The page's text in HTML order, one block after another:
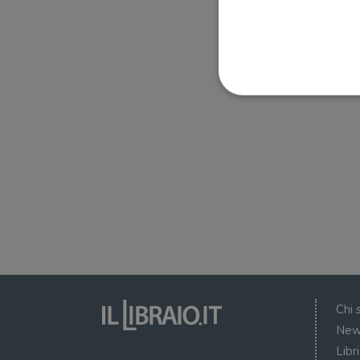
Chi
I cookie strettamente
wordpress_sec_[hash]
CookieScriptConsent